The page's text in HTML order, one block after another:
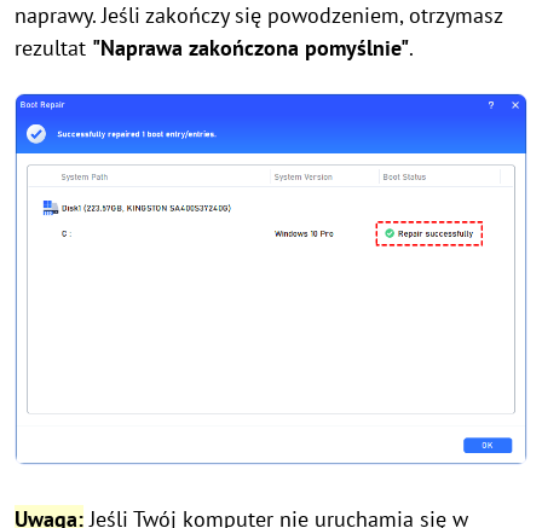
naprawy. Jeśli zakończy się powodzeniem, otrzymasz
rezultat "Naprawa zakończona pomyślnie".
Uwaga:Jeśli Twój komputer nie uruchamia się w